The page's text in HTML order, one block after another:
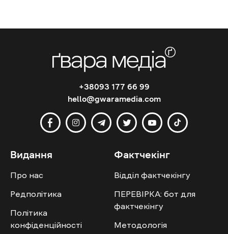
+38093 177 66 99
hello@gwaramedia.com
Видання
Про нас
Редполітика
Політика
конфіденційності
Фактчекінг
Відділ фактчекінгу
ПЕРЕВІРКА: бот для
фактчекінгу
Методологія